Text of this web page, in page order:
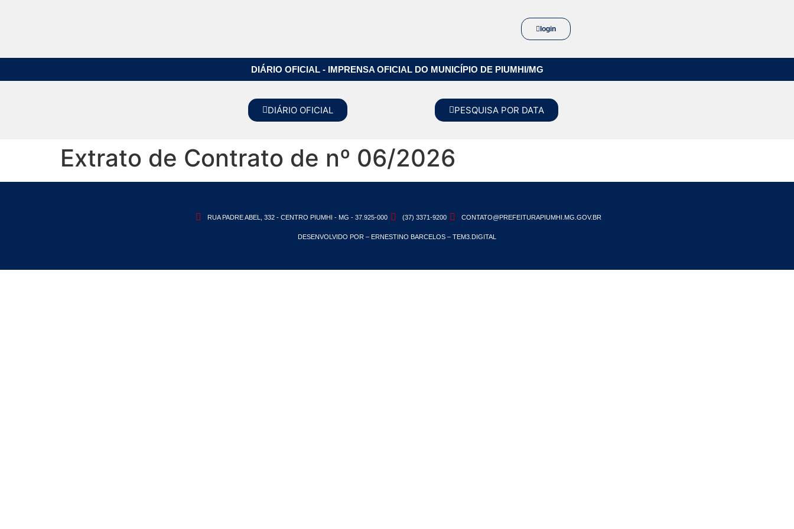
login
DIÁRIO OFICIAL - IMPRENSA OFICIAL DO MUNICÍPIO DE PIUMHI/MG
DIÁRIO OFICIAL PESQUISA POR DATA
Extrato de Contrato de nº 06/2026
RUA PADRE ABEL, 332 - CENTRO PIUMHI - MG - 37.925-000 (37) 3371-9200 CONTATO@PREFEITURAPIUMHI.MG.GOV.BR
DESENVOLVIDO POR – ERNESTINO BARCELOS – TEM3.DIGITAL